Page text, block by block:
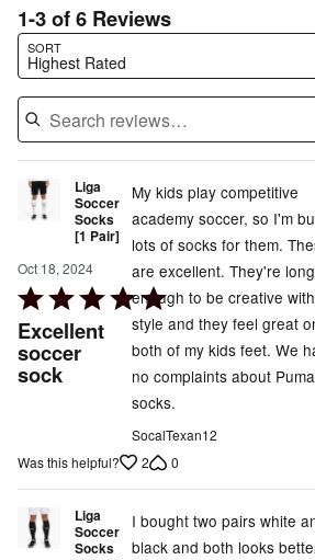
1-3 of 6 Reviews
SORT
Highest Rated
Search reviews…
Liga
Soccer
Socks
[1 Pair]
Oct 18, 2024
Rated
5
out
of
Excellent
soccer
sock
My kids play competitive
academy soccer, so I'm
lots of socks for them.
are excellent. They're long
enough to be creative
style and they feel great
both of my kids feet. We
no complaints about
socks.
SocalTexan12
Was this helpful?
2 0
Liga
Soccer
Socks
I bought two pairs white
black and both looks